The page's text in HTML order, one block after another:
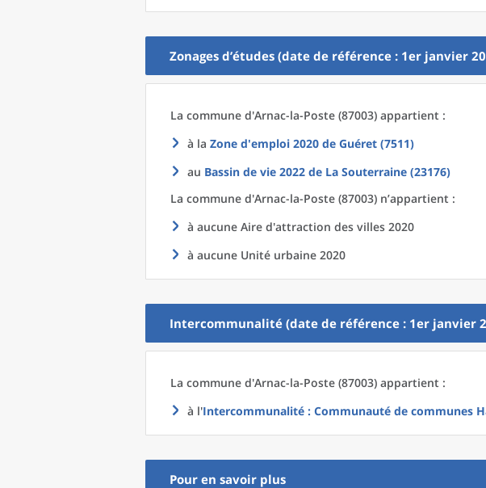
Zonages d’études (date de référence : 1er janvier
La commune d'Arnac-la-Poste (87003) appartient :
à la Zone d'emploi 2020 de Guéret (7511)
au Bassin de vie 2022 de La Souterraine (23176)
La commune d'Arnac-la-Poste (87003) n’appartient :
à aucune Aire d'attraction des villes 2020
à aucune Unité urbaine 2020
Intercommunalité (date de référence : 1er janvier
La commune d'Arnac-la-Poste (87003) appartient :
à l'Intercommunalité : Communauté de communes
Pour en savoir plus